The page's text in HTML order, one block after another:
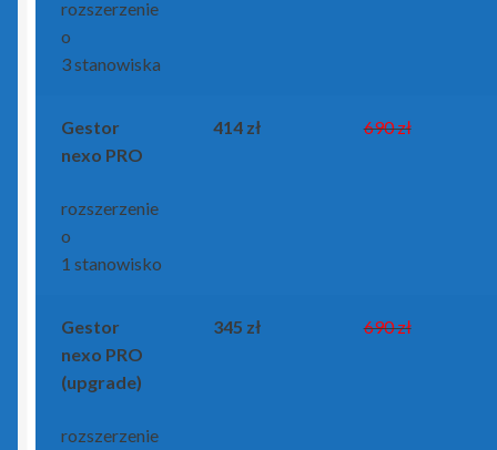
rozszerzenie
o
3 stanowiska
Gestor
nexo PRO
rozszerzenie
o
1 stanowisko
414 zł 690 zł
Gestor
nexo PRO
(upgrade)
rozszerzenie
345 zł 690 zł